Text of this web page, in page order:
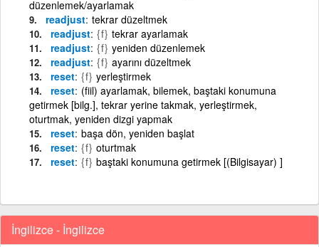
düzenlemek/ayarlamak
readjust tekrar düzeltmek
readjust {f} tekrar ayarlamak
readjust {f} yeniden düzenlemek
readjust {f} ayarını düzeltmek
reset {f} yerleştirmek
reset (fiil) ayarlamak, bilemek, baştaki konumuna
getirmek [bilg.], tekrar yerine takmak, yerleştirmek,
oturtmak, yeniden dizgi yapmak
reset başa dön, yeniden başlat
reset {f} oturtmak
reset {f} baştaki konumuna getirmek [(Bilgisayar) ]
İngilizce - İngilizce